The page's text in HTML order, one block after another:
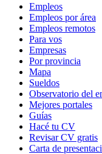
Empleos
Empleos por área
Empleos remotos
Para vos
Empresas
Por provincia
Mapa
Sueldos
Observatorio del
Mejores portales
Guías
Hacé tu CV
Revisar CV gratis
Carta de